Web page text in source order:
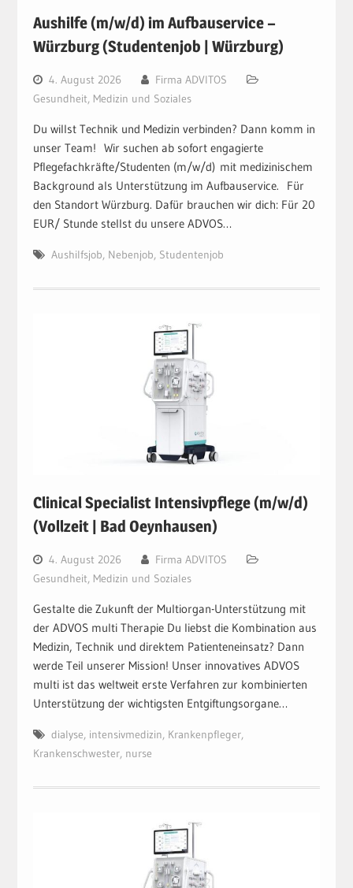
Aushilfe (m/w/d) im Aufbauservice –
Würzburg (Studentenjob | Würzburg)
4. August 2026
Firma ADVITOS
Gesundheit, Medizin und Soziales
Du willst Technik und Medizin verbinden? Dann komm in
unser Team! Wir suchen ab sofort engagierte
Pflegefachkräfte/Studenten (m/w/d) mit medizinischem
Background als Unterstützung im Aufbauservice. Für
den Standort Würzburg. Dafür brauchen wir dich: Für 20
EUR/ Stunde stellst du unsere ADVOS…
Aushilfsjob, Nebenjob, Studentenjob
Clinical Specialist Intensivpflege (m/w/d)
(Vollzeit | Bad Oeynhausen)
4. August 2026
Firma ADVITOS
Gesundheit, Medizin und Soziales
Gestalte die Zukunft der Multiorgan-Unterstützung mit
der ADVOS multi Therapie Du liebst die Kombination aus
Medizin, Technik und direktem Patienteneinsatz? Dann
werde Teil unserer Mission! Unser innovatives ADVOS
multi ist das weltweit erste Verfahren zur kombinierten
Unterstützung der wichtigsten Entgiftungsorgane…
dialyse, intensivmedizin, Krankenpfleger,
Krankenschwester, nurse